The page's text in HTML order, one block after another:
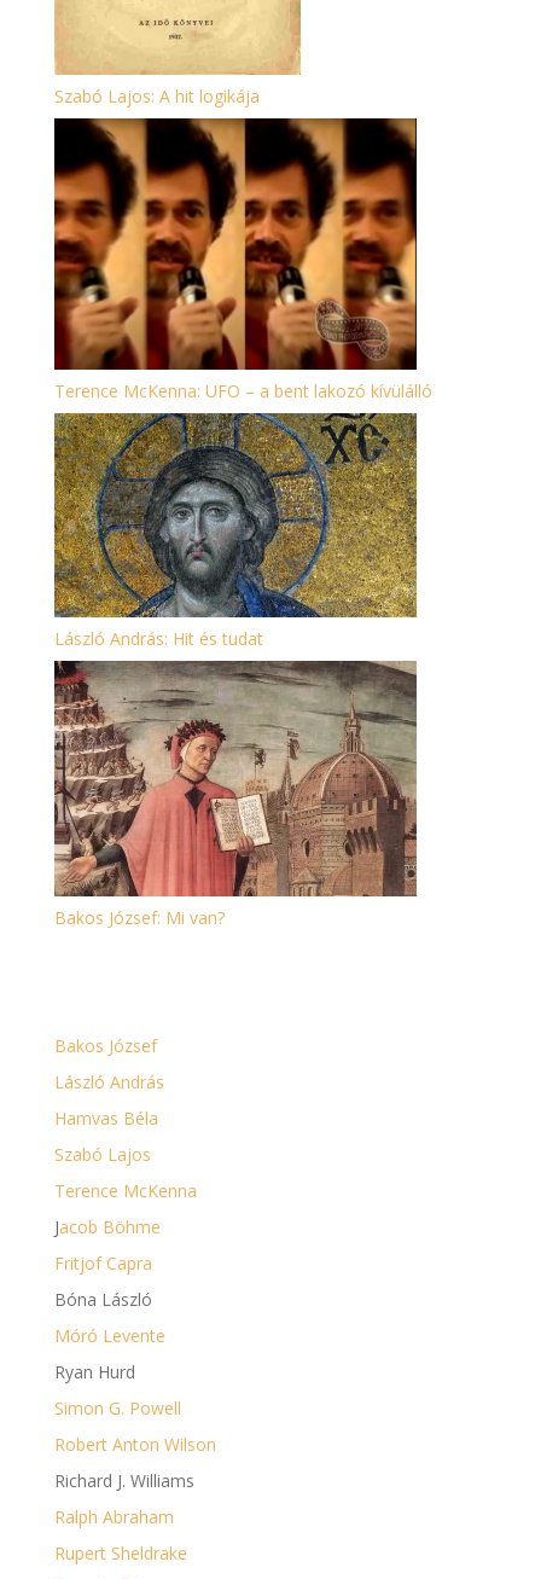
Szabó Lajos: A hit logikája
Terence McKenna: UFO – a bent lakozó kívülálló
László András: Hit és tudat
Bakos József: Mi van?
Bakos József
László András
Hamvas Béla
Szabó Lajos
Terence McKenna
Jacob Böhme
Fritjof Capra
Bóna László
Móró Levente
Ryan Hurd
Simon G. Powell
Robert Anton Wilson
Richard J. Williams
Ralph Abraham
Rupert Sheldrake